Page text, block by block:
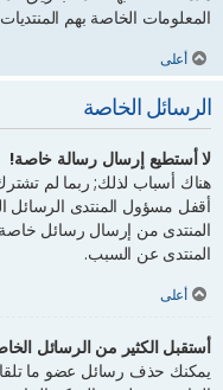
المعلومات الخاصة بهم
أعلى
الرسائل الخاصة
لا أستطيع إرسال رسالة خاصة!
هناك أسباب لذلك; ربما لم
أقفل مسؤول المنتدى
المنتدى من إرسال رسائل
المنتدى عن السبب.
أعلى
أستقبل الكثير من الرسائل
يمكنك حذف رسائل عضو ما